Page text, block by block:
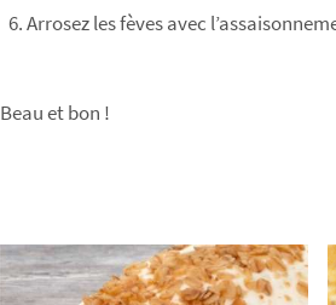
Arrosez les fèves avec
Beau et bon !